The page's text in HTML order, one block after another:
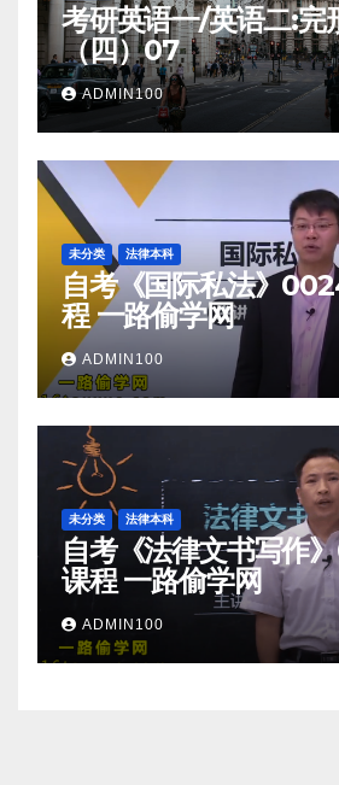
考研英语一/英语二:完
（四）07
ADMIN100
未分类 法律本科
自考《国际私法》
程 一路偷学网
ADMIN100
未分类 法律本科
自考《法律文书写作
课程 一路偷学网
ADMIN100